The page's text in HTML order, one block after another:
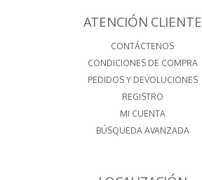
ATENCIÓN CLIENTE
CONTÁCTENOS
CONDICIONES DE COMPRA
PEDIDOS Y DEVOLUCIONES
REGISTRO
MI CUENTA
BÚSQUEDA AVANZADA